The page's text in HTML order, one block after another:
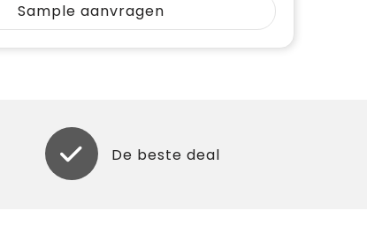
Sample aanvragen
De beste deal